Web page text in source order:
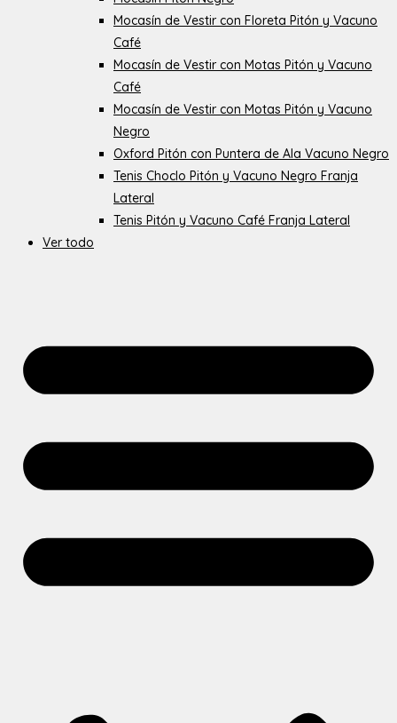
Mocasín de Vestir con Floreta Pitón y Vacuno
Café
Mocasín de Vestir con Motas Pitón y Vacuno
Café
Mocasín de Vestir con Motas Pitón y Vacuno
Negro
Oxford Pitón con Puntera de Ala Vacuno Negro
Tenis Choclo Pitón y Vacuno Negro Franja
Lateral
Tenis Pitón y Vacuno Café Franja Lateral
Ver todo